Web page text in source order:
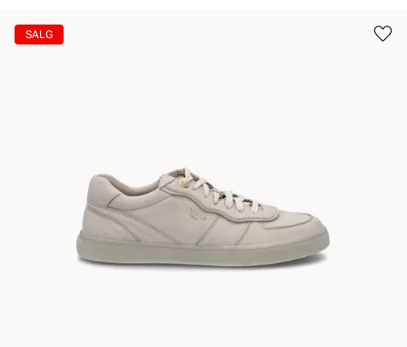
SALG